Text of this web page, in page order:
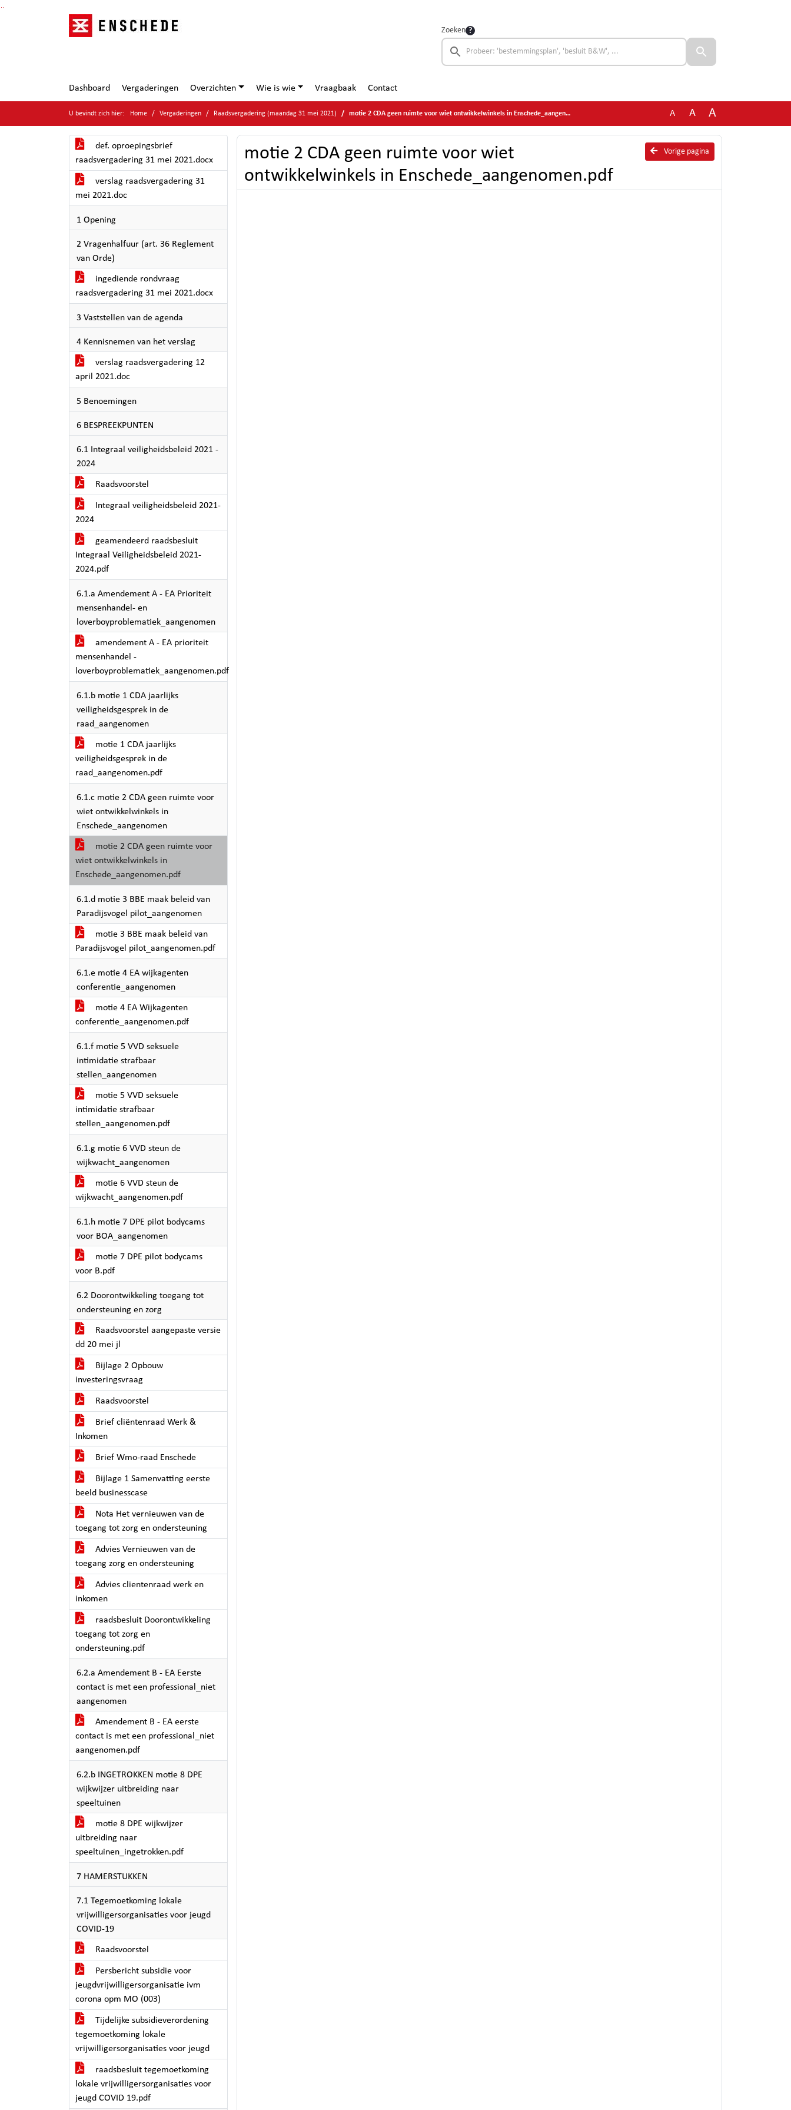
Ga naar de inhoud van deze pagina
Ga naar het zoeken
Ga naar het menu
Zoeken
Dashboard Vergaderingen Overzichten Wie is wie Vraagbaak Contact
U bevindt zich hier: Home Vergaderingen Raadsvergadering (maandag 31 mei 2021) motie 2 CDA geen ruimte voor wiet ontwikkelwinkels in Enschede_aangenomen.pdf A A A
def. oproepingsbrief
raadsvergadering 31 mei 2021.docx
verslag raadsvergadering 31
mei 2021.doc
1 Opening
2 Vragenhalfuur (art. 36 Reglement
van Orde)
ingediende rondvraag
raadsvergadering 31 mei 2021.docx
3 Vaststellen van de agenda
4 Kennisnemen van het verslag
verslag raadsvergadering 12
april 2021.doc
5 Benoemingen
6 BESPREEKPUNTEN
6.1 Integraal veiligheidsbeleid 2021 -
2024
Raadsvoorstel
Integraal veiligheidsbeleid 2021-
2024
geamendeerd raadsbesluit
Integraal Veiligheidsbeleid 2021-
2024.pdf
6.1.a Amendement A - EA Prioriteit
mensenhandel- en
loverboyproblematiek_aangenomen
amendement A - EA prioriteit
mensenhandel -
loverboyproblematiek_aangenomen.pdf
6.1.b motie 1 CDA jaarlijks
veiligheidsgesprek in de
raad_aangenomen
motie 1 CDA jaarlijks
veiligheidsgesprek in de
raad_aangenomen.pdf
6.1.c motie 2 CDA geen ruimte voor
wiet ontwikkelwinkels in
Enschede_aangenomen
motie 2 CDA geen ruimte voor
wiet ontwikkelwinkels in
Enschede_aangenomen.pdf
6.1.d motie 3 BBE maak beleid van
Paradijsvogel pilot_aangenomen
motie 3 BBE maak beleid van
Paradijsvogel pilot_aangenomen.pdf
6.1.e motie 4 EA wijkagenten
conferentie_aangenomen
motie 4 EA Wijkagenten
conferentie_aangenomen.pdf
6.1.f motie 5 VVD seksuele
intimidatie strafbaar
stellen_aangenomen
motie 5 VVD seksuele
intimidatie strafbaar
stellen_aangenomen.pdf
6.1.g motie 6 VVD steun de
wijkwacht_aangenomen
motie 6 VVD steun de
wijkwacht_aangenomen.pdf
6.1.h motie 7 DPE pilot bodycams
voor BOA_aangenomen
motie 7 DPE pilot bodycams
voor B.pdf
6.2 Doorontwikkeling toegang tot
ondersteuning en zorg
Raadsvoorstel aangepaste versie
dd 20 mei jl
Bijlage 2 Opbouw
investeringsvraag
Raadsvoorstel
Brief cliëntenraad Werk &
Inkomen
Brief Wmo-raad Enschede
Bijlage 1 Samenvatting eerste
beeld businesscase
Nota Het vernieuwen van de
toegang tot zorg en ondersteuning
Advies Vernieuwen van de
toegang zorg en ondersteuning
Advies clientenraad werk en
inkomen
raadsbesluit Doorontwikkeling
toegang tot zorg en
ondersteuning.pdf
6.2.a Amendement B - EA Eerste
contact is met een professional_niet
aangenomen
Amendement B - EA eerste
contact is met een professional_niet
aangenomen.pdf
6.2.b INGETROKKEN motie 8 DPE
wijkwijzer uitbreiding naar
speeltuinen
motie 8 DPE wijkwijzer
uitbreiding naar
speeltuinen_ingetrokken.pdf
7 HAMERSTUKKEN
7.1 Tegemoetkoming lokale
vrijwilligersorganisaties voor jeugd
COVID-19
Raadsvoorstel
Persbericht subsidie voor
jeugdvrijwilligersorganisatie ivm
corona opm MO (003)
Tijdelijke subsidieverordening
tegemoetkoming lokale
vrijwilligersorganisaties voor jeugd
raadsbesluit tegemoetkoming
lokale vrijwilligersorganisaties voor
jeugd COVID 19.pdf
Vorige pagina
motie 2 CDA geen ruimte voor wiet
ontwikkelwinkels in Enschede_aangenomen.pdf